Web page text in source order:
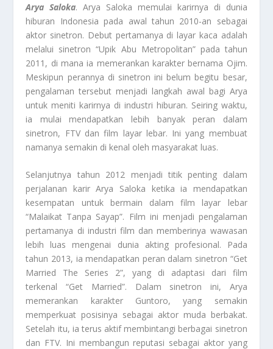
Arya Saloka. Arya Saloka memulai karirnya di dunia
hiburan Indonesia pada awal tahun 2010-an sebagai
aktor sinetron. Debut pertamanya di layar kaca adalah
melalui sinetron “Upik Abu Metropolitan” pada tahun
2011, di mana ia memerankan karakter bernama Ojim.
Meskipun perannya di sinetron ini belum begitu besar,
pengalaman tersebut menjadi langkah awal bagi Arya
untuk meniti karirnya di industri hiburan. Seiring waktu,
ia mulai mendapatkan lebih banyak peran dalam
sinetron, FTV dan film layar lebar. Ini yang membuat
namanya semakin di kenal oleh masyarakat luas.
Selanjutnya tahun 2012 menjadi titik penting dalam
perjalanan karir Arya Saloka ketika ia mendapatkan
kesempatan untuk bermain dalam film layar lebar
“Malaikat Tanpa Sayap”. Film ini menjadi pengalaman
pertamanya di industri film dan memberinya wawasan
lebih luas mengenai dunia akting profesional. Pada
tahun 2013, ia mendapatkan peran dalam sinetron “Get
Married The Series 2”, yang di adaptasi dari film
terkenal “Get Married”. Dalam sinetron ini, Arya
memerankan karakter Guntoro, yang semakin
memperkuat posisinya sebagai aktor muda berbakat.
Setelah itu, ia terus aktif membintangi berbagai sinetron
dan FTV. Ini membangun reputasi sebagai aktor yang